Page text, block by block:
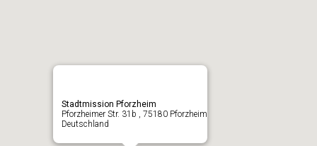
Stadtmission Pforzheim
Pforzheimer Str. 31b , 75180 Pforzheim
Deutschland